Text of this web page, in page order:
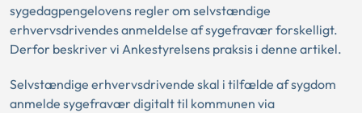
sygedagpengelovens regler om selvstændige
erhvervsdrivendes anmeldelse af sygefravær forskelligt.
Derfor beskriver vi Ankestyrelsens praksis i denne artikel.
Selvstændige erhvervsdrivende skal i tilfælde af sygdom
anmelde sygefravær digitalt til kommunen via